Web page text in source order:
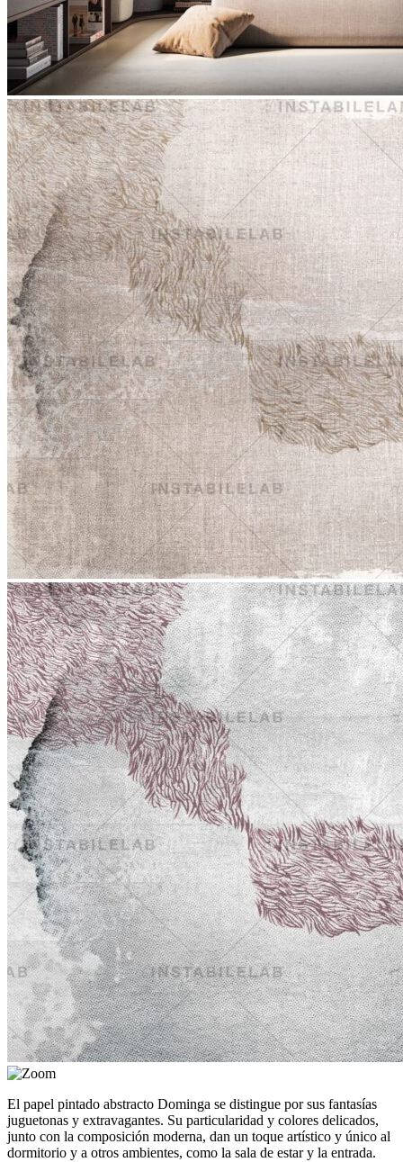
El papel pintado abstracto Dominga se distingue por sus fantasías
juguetonas y extravagantes. Su particularidad y colores delicados,
junto con la composición moderna, dan un toque artístico y único al
dormitorio y a otros ambientes, como la sala de estar y la entrada.